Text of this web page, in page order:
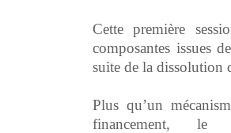
‎Cette première
composantes issues
suite de la dissolution
‎Plus qu’un
financement, le